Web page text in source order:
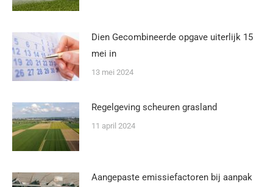
Dien Gecombineerde opgave uiterlijk 15
mei in
13 mei 2024
Regelgeving scheuren grasland
11 april 2024
Aangepaste emissiefactoren bij aanpak